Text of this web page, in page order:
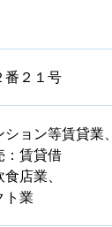
番２１号
ョン等賃貸業、
：賃貸借
店業、
ト業